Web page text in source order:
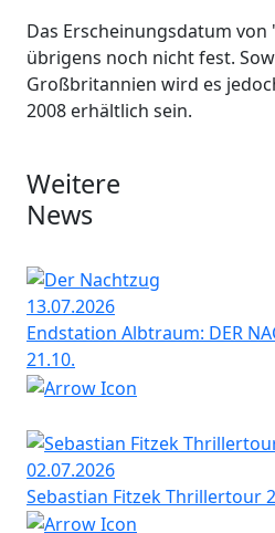
Das Erscheinungsdatum
übrigens noch nicht fest.
Großbritannien wird es
2008 erhältlich sein.
Weitere
News
13.07.2026
Endstation Albtraum: DER
21.10.
02.07.2026
Sebastian Fitzek Thrillertour